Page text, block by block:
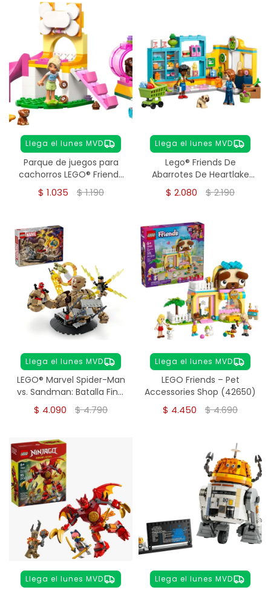
Llega el lunes MVD
Parque de juegos para
cachorros LEGO® Friends
42665
$ 1.035 $1.190
Llega el lunes MVD
Lego® Friends De
Abarrotes De Heartlake
City
$ 2.080 $2.190
Llega el lunes MVD
LEGO® Marvel Spider-Man
vs. Sandman: Batalla Final
(76280)
$ 4.090 $4.790
Llega el lunes MVD
LEGO Friends – Pet
Accessories Shop (42650)
$ 4.450 $4.690
Llega el lunes MVD Llega el lunes MVD